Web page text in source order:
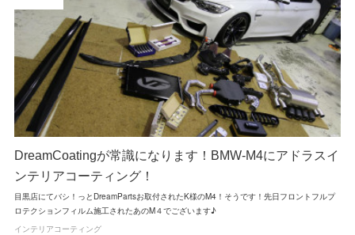
DreamCoatingが常識になります！BMW-M4にアドラスイ
ンテリアコーティング！
目黒店にてバシ！っとDreamPartsお取付されたK様のM4！そうです！先日フロントフルプ
ロテクションフィルム施工されたあのM４でございます♪
インテリアコーティング